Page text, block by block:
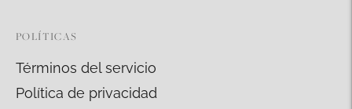
POLÍTICAS
Términos del servicio
Política de privacidad